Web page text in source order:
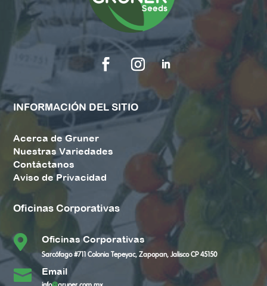
INFORMACIÓN DEL SITIO
Acerca de Gruner
Nuestras Variedades
Contáctanos
Aviso de Privacidad
Oficinas Corporativas
 Oficinas Corporativas
Sarcófago #711 Colonia Tepeyac, Zapopan, Jalisco CP 45150
 Email